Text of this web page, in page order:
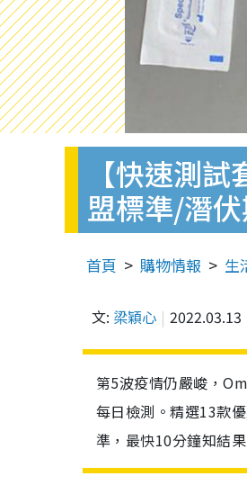
【快速測
盟標準/潛
首頁 購物情報 生
文: 梁穎心 2022.03.13
第5波疫情仍嚴峻，
每日檢測。精選13款
準，最快10分鐘知結果